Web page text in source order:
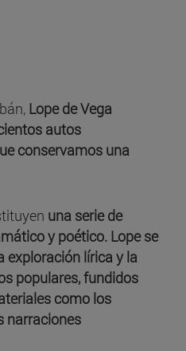
Lope de Vega
autos
conservamos una
una serie de
y poético. Lope se
exploración lírica y la
populares, fundidos
como los
narraciones